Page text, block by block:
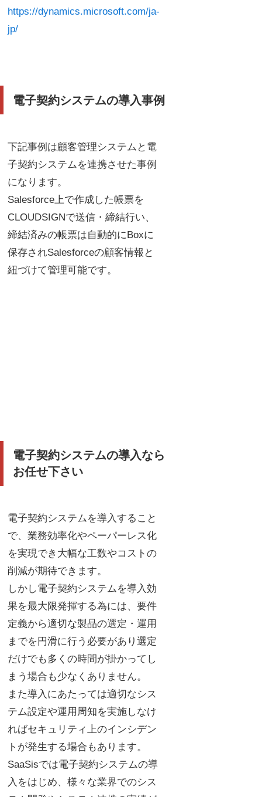
https://dynamics.microsoft.com/ja-
jp/
電子契約システムの導入事例
下記事例は顧客管理システムと電
子契約システムを連携させた事例
になります。
Salesforce上で作成した帳票を
CLOUDSIGNで送信・締結行い、
締結済みの帳票は自動的にBoxに
保存されSalesforceの顧客情報と
紐づけて管理可能です。
電子契約システムの導入なら
お任せ下さい
電子契約システムを導入すること
で、業務効率化やペーパーレス化
を実現でき大幅な工数やコストの
削減が期待できます。
しかし電子契約システムを導入効
果を最大限発揮する為には、要件
定義から適切な製品の選定・運用
までを円滑に行う必要があり選定
だけでも多くの時間が掛かってし
まう場合も少なくありません。
また導入にあたっては適切なシス
テム設定や運用周知を実施しなけ
ればセキュリティ上のインシデン
トが発生する場合もあります。
SaaSisでは電子契約システムの導
入をはじめ、様々な業界でのシス